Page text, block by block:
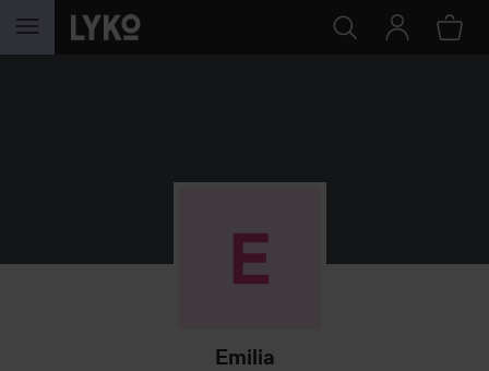
HOPPA TILL INNEHÅLLET
Emilia